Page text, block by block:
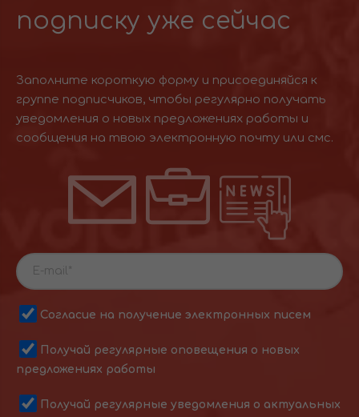
подписку уже сейчас
Заполните короткую форму и присоединяйся к
группе подписчиков, чтобы регулярно получать
уведомления о новых предложениях работы и
сообщения на твою электронную почту или смс.
Согласие на получение электронных писем
Получай регулярные оповещения о новых
предложениях работы
Получай регулярные уведомления о актуальных